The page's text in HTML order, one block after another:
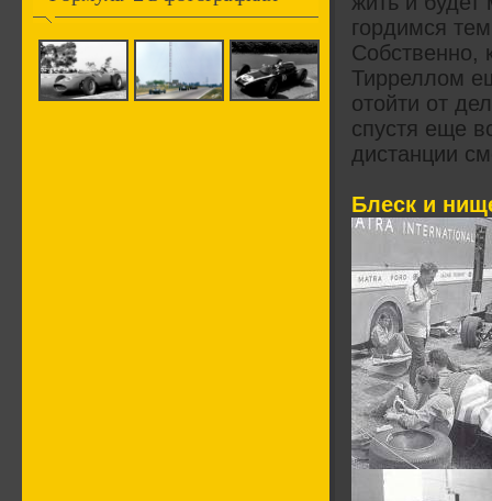
гордимся
Собственно,
Тирреллом
отойти от
спустя еще
дистанции
Блеск и